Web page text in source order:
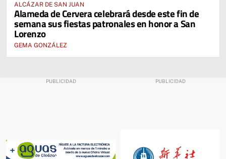
ALCÁZAR DE SAN JUAN
Alameda de Cervera celebrará desde este fin de
semana sus fiestas patronales en honor a San
Lorenzo
GEMA GONZÁLEZ